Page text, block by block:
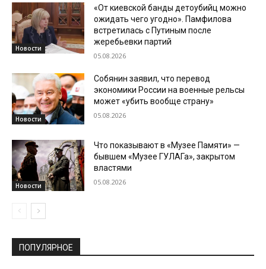
Новости
«От киевской банды детоубийц можно
ожидать чего угодно». Памфилова
встретилась с Путиным после
жеребьевки партий
05.08.2026
Новости
Собянин заявил, что перевод
экономики России на военные рельсы
может «убить вообще страну»
05.08.2026
Новости
Что показывают в «Музее Памяти» —
бывшем «Музее ГУЛАГа», закрытом
властями
05.08.2026
ПОПУЛЯРНОЕ